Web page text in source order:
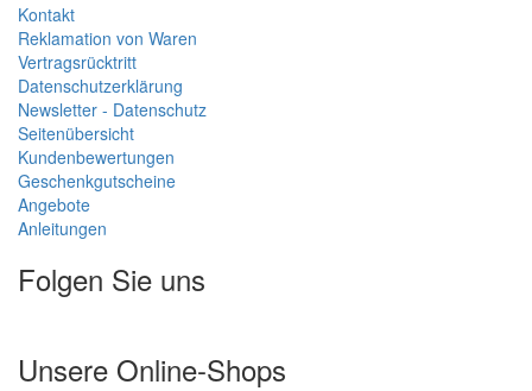
Kontakt
Reklamation von Waren
Vertragsrücktritt
Datenschutzerklärung
Newsletter - Datenschutz
Seitenübersicht
Kundenbewertungen
Geschenkgutscheine
Angebote
Anleitungen
Folgen Sie uns
Unsere Online-Shops